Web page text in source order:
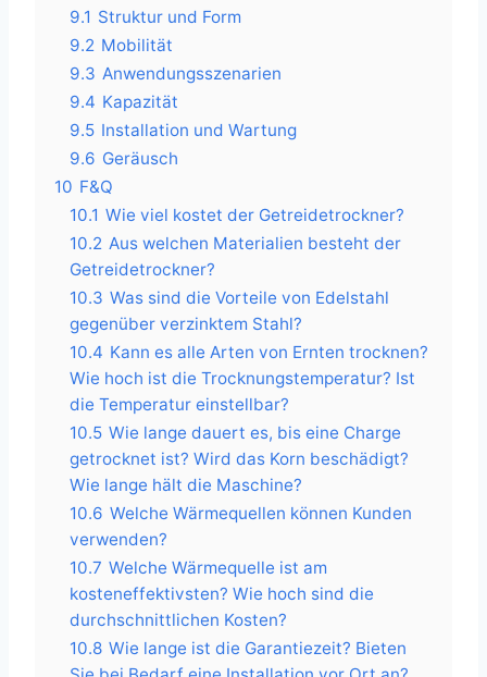
9.1 Struktur und Form
9.2 Mobilität
9.3 Anwendungsszenarien
9.4 Kapazität
9.5 Installation und Wartung
9.6 Geräusch
10 F&Q
10.1 Wie viel kostet der Getreidetrockner?
10.2 Aus welchen Materialien besteht der
Getreidetrockner?
10.3 Was sind die Vorteile von Edelstahl
gegenüber verzinktem Stahl?
10.4 Kann es alle Arten von Ernten trocknen?
Wie hoch ist die Trocknungstemperatur? Ist
die Temperatur einstellbar?
10.5 Wie lange dauert es, bis eine Charge
getrocknet ist? Wird das Korn beschädigt?
Wie lange hält die Maschine?
10.6 Welche Wärmequellen können Kunden
verwenden?
10.7 Welche Wärmequelle ist am
kosteneffektivsten? Wie hoch sind die
durchschnittlichen Kosten?
10.8 Wie lange ist die Garantiezeit? Bieten